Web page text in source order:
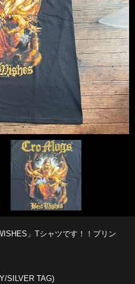
」Tシャツです！！プリン
SILVER TAG)